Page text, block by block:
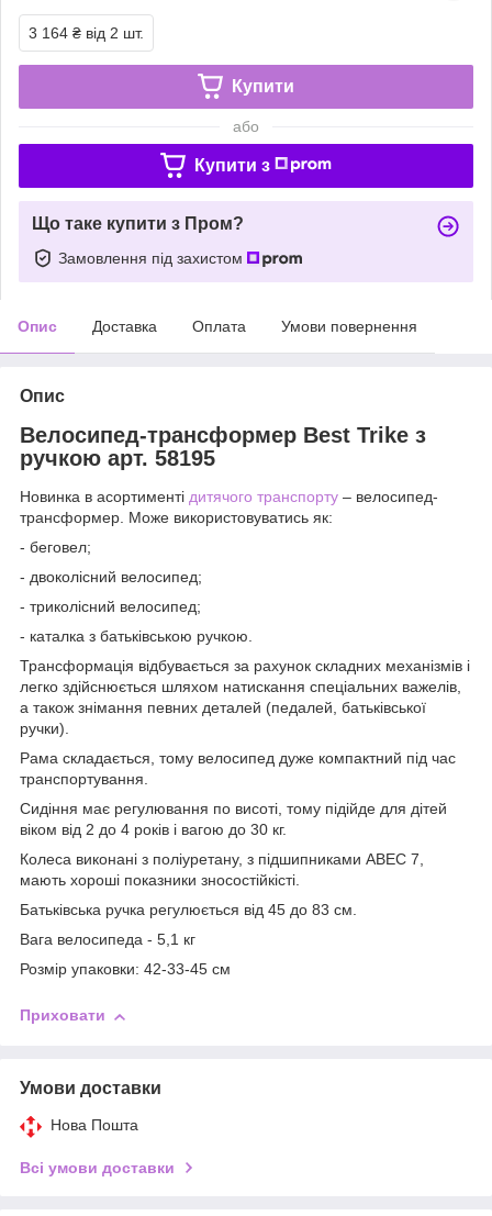
3 164 ₴ від 2 шт.
Купити
або
Купити з
Що таке купити з Пром?
Замовлення під захистом
Опис Доставка Оплата Умови повернення
Опис
Велосипед-трансформер Best Trike з
ручкою арт. 58195
Новинка в асортименті дитячого транспорту – велосипед-
трансформер. Може використовуватись як:
- беговел;
- двоколісний велосипед;
- триколісний велосипед;
- каталка з батьківською ручкою.
Трансформація відбувається за рахунок складних механізмів і
легко здійснюється шляхом натискання спеціальних важелів,
а також знімання певних деталей (педалей, батьківської
ручки).
Рама складається, тому велосипед дуже компактний під час
транспортування.
Сидіння має регулювання по висоті, тому підійде для дітей
віком від 2 до 4 років і вагою до 30 кг.
Колеса виконані з поліуретану, з підшипниками АВЕС 7,
мають хороші показники зносостійкісті.
Батьківська ручка регулюється від 45 до 83 см.
Вага велосипеда - 5,1 кг
Розмір упаковки: 42-33-45 см
Приховати
Умови доставки
Нова Пошта
Всі умови доставки